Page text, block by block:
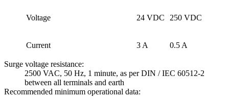
Voltage 24 VDC 250 VDC
Current 3 A 0.5 A
Surge voltage resistance:
2500 VAC, 50 Hz, 1 minute, as per DIN / IEC 60512-2
between all terminals and earth
Recommended minimum operational data: